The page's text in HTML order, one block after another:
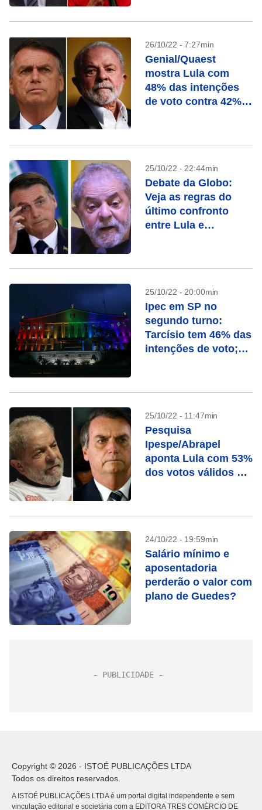
26/10/22 - 7:27min
Genial/Quaest
mostra Lula com
48% das intenções
de voto contra 42%
25/10/22 - 22:44min
Debate da Globo:
Veja as regras do
último confronto
entre Lula e
25/10/22 - 20:00min
Ipec em SP no
segundo turno:
Tarcísio tem 46% das
intenções de voto;
25/10/22 - 11:47min
Pesquisa
Ipespe/Abrapel
aponta Lula com 53%
dos votos válidos e
24/10/22 - 19:59min
Salário mínimo e
aposentadoria
perderão o valor com
plano de Guedes?
Copyright © 2026 - ISTOÉ PUBLICAÇÕES LTDA
Todos os direitos reservados.
A ISTOÉ PUBLICAÇÕES LTDA é um portal digital independente e sem
vinculação editorial e societária com a EDITORA TRES COMÉRCIO DE